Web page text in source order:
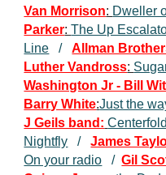
Van Morrison: Dweller
Parker:The Up
Line / Allman
Luther Vandross:
Washington Jr - Bill
Barry White:Just the
J Geils band: Centerfold
Nightfly /James
On your radio / Gil